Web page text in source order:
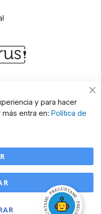
y para hacer
entra en: Política de